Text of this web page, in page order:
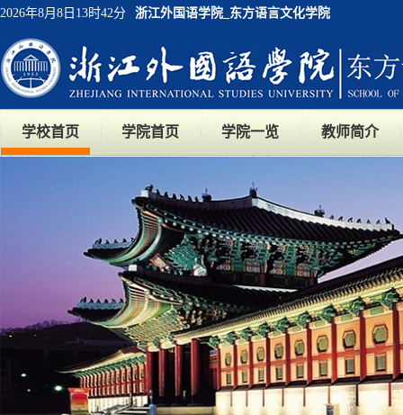
2026年8月8日13时42分 浙江外国语学院_东方语言文化学院
学校首页 学院首页 学院一览 教师简介